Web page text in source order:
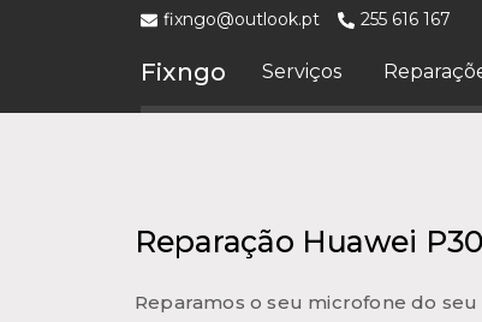
fixngo@outlook.pt 255 616 167
Fixngo Serviços
Reparação Huawei
Reparamos o seu microfone do